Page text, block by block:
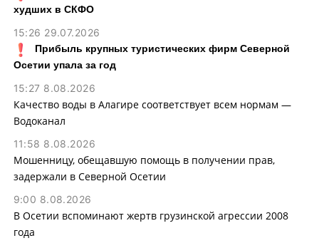
худших в СКФО
15:26 29.07.2026
Прибыль крупных туристических фирм Северной
Осетии упала за год
15:27 8.08.2026
Качество воды в Алагире соответствует всем нормам —
Водоканал
11:58 8.08.2026
Мошенницу, обещавшую помощь в получении прав,
задержали в Северной Осетии
9:00 8.08.2026
В Осетии вспоминают жертв грузинской агрессии 2008
года